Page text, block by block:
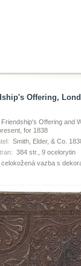
Offering,
Friendship's Offering and
for 1838
Smith, Elder, & Co.
384 str., 9 ocelorytin
celokožená vazba s